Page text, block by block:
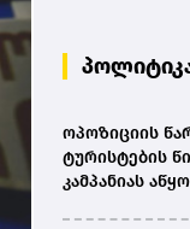
ოპოზიციის
ტურისტების
კამპანიას